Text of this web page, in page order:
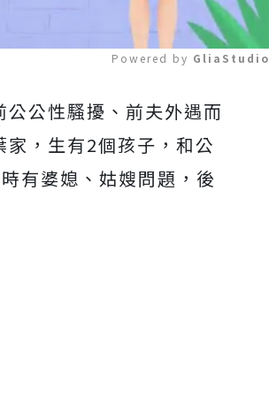
Mute
Powered by
公性騷擾、前夫外遇而
，生有2個孩子，和公
有婆媳、姑嫂問題，後